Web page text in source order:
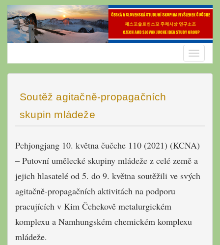
Skip
content
Toggle
Soutěž agitačně-propagačních
skupin mládeže
Pchjongjang 10. května čučche 110 (2021) (KCNA)
– Putovní umělecké skupiny mládeže z celé země a
jejich hlasatelé od 5. do 9. května soutěžili ve svých
agitačně-propagačních aktivitách na podporu
pracujících v Kim Čchekově metalurgickém
komplexu a Namhungském chemickém komplexu
mládeže.